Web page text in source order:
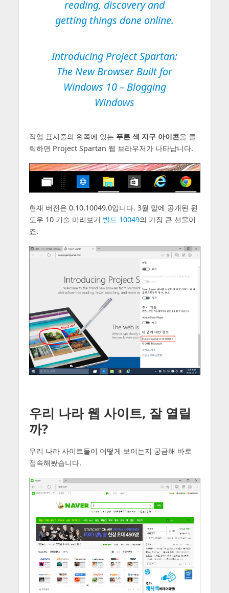
reading, discovery and
getting things done online.
Introducing Project Spartan:
The New Browser Built for
Windows 10– Blogging
Windows
작업 표시줄의 왼쪽에 있는 푸른 색 지구 아이콘을 클
릭하면 Project Spartan 웹 브라우저가 나타납니다.
현재 버전은 0.10.10049.0입니다. 3월 말에 공개된 윈
도우 10 기술 미리보기 빌드 10049의 가장 큰 선물이
죠.
우리 나라 웹 사이트, 잘 열릴
까?
우리 나라 사이트들이 어떻게 보이는지 궁금해 바로
접속해봤습니다.